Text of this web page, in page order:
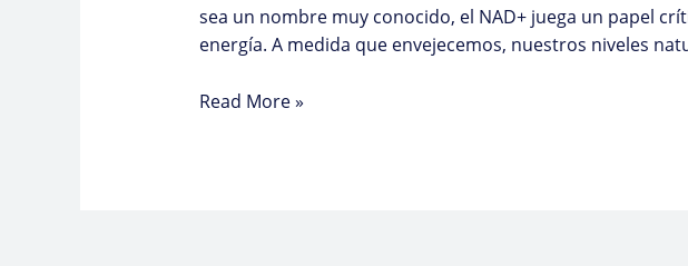
sea un nombre muy conocido, el NAD+ juega un papel
energía. A medida que envejecemos, nuestros niveles
Read More »